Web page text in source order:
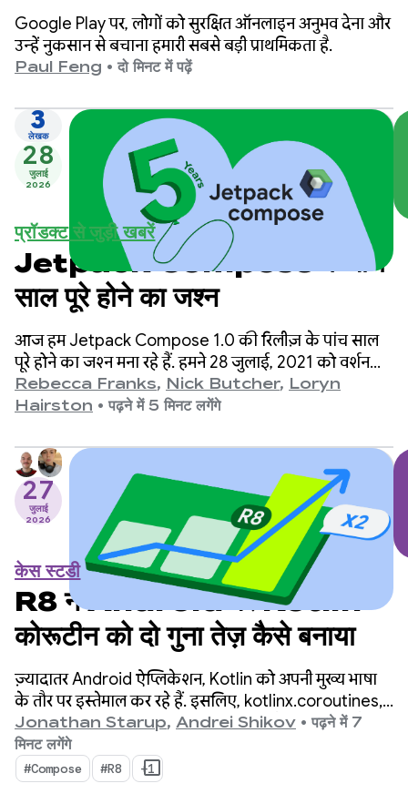
Google Play पर, लोगों को सुरक्षित ऑनलाइन अनुभव देना और
उन्हें नुकसान से बचाना हमारी सबसे बड़ी प्राथमिकता है.
Paul Feng • दो मिनट में पढ़ें
3
लेखक
28
जुलाई
2026
प्रॉडक्ट से जुड़ी खबरें
Jetpack Compose के पांच
साल पूरे होने का जश्न
आज हम Jetpack Compose 1.0 की रिलीज़ के पांच साल
पूरे होने का जश्न मना रहे हैं. हमने 28 जुलाई, 2021 को वर्शन
1.0 लॉन्च किया था. इसके बाद, हमने वर्शन 1.11 लॉन्च किया.
इन वर्शन के बीच, हमने एपीआई में कई बड़े बदलाव किए हैं.
Rebecca Franks, Nick Butcher, Loryn
Hairston • पढ़ने में 5 मिनट लगेंगे
27
जुलाई
2026
केस स्टडी
R8 ने Android पर Kotlin
कोरूटीन को दो गुना तेज़ कैसे बनाया
ज़्यादातर Android ऐप्लिकेशन, Kotlin को अपनी मुख्य भाषा
के तौर पर इस्तेमाल कर रहे हैं. इसलिए, kotlinx.coroutines,
एसिंक्रोनस प्रोग्रामिंग के लिए एक डिफ़ॉल्ट स्टैंडर्ड बन गया है. यह
लाइब्रेरी, एक साथ कई फ़्लो को मैनेज करने का एक बेहतरीन
और व्यवस्थित तरीका उपलब्ध कराती है. यह Kotlin के लिए
नेटिव है.
Jonathan Starup, Andrei Shikov • पढ़ने में 7
मिनट लगेंगे
#Compose #R8 +1